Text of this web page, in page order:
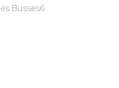
Busses6